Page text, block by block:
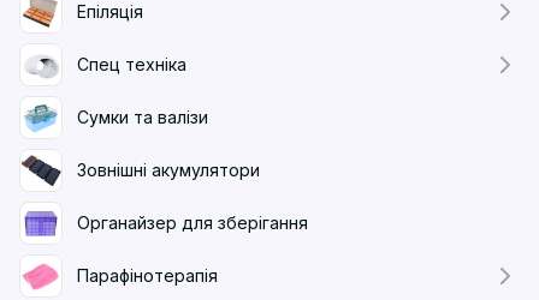
Епіляція
Спец техніка
Сумки та валізи
Зовнішні акумулятори
Органайзер для зберігання
Парафінотерапія